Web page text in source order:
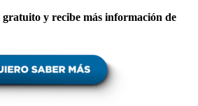
gratuito y recibe más información de